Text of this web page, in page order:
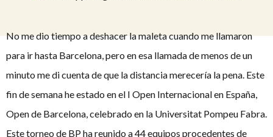
No me dio tiempo a deshacer la maleta cuando me llamaron
para ir hasta Barcelona, pero en esa llamada de menos de un
minuto me di cuenta de que la distancia merecería la pena. Este
fin de semana he estado en el I Open Internacional en España,
Open de Barcelona, celebrado en la Universitat Pompeu Fabra.
Este torneo de BP ha reunido a 44 equipos procedentes de